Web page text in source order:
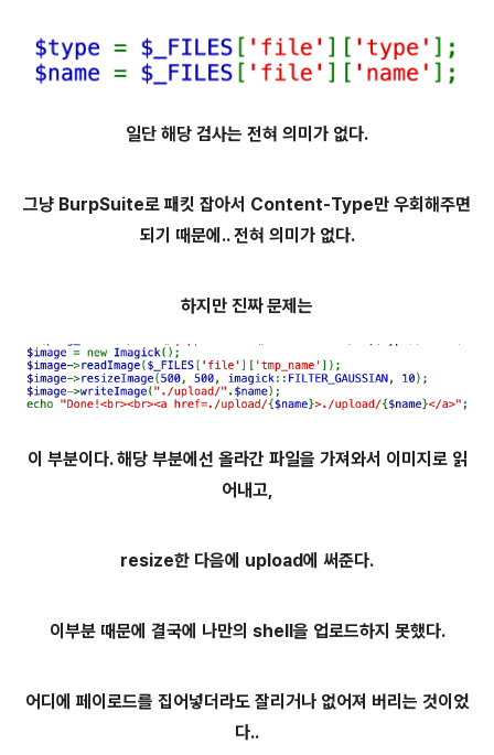
일단 해당 검사는 전혀 의미가 없다.
그냥 BurpSuite로 패킷 잡아서 Content-Type만 우회해주면
되기 때문에.. 전혀 의미가 없다.
하지만 진짜 문제는
이 부분이다. 해당 부분에선 올라간 파일을 가져와서 이미지로 읽
어내고,
resize한 다음에 upload에 써준다.
이부분 때문에 결국에 나만의 shell을 업로드하지 못했다.
어디에 페이로드를 집어넣더라도 잘리거나 없어져 버리는 것이었
다..